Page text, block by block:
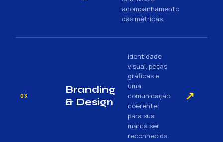
acompanhamento
das métricas.
03
Branding
& Design
Identidade
visual, peças
gráficas e
uma
comunicação
coerente
para sua
marca ser
reconhecida.
↗